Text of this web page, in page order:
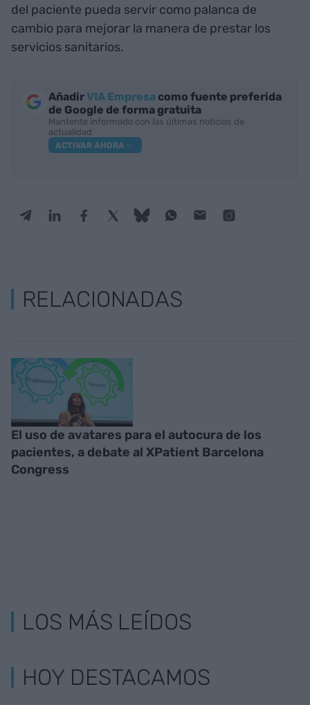
del paciente pueda servir como palanca de
cambio para mejorar la manera de prestar los
servicios sanitarios.
AñadirVIA Empresa como fuente preferida
de Google de forma gratuita
Mantente informado con las últimas noticias de
actualidad
ACTIVAR AHORA
RELACIONADAS
El uso de avatares para el autocura de los
pacientes, a debate al XPatient Barcelona
Congress
LOS MÁS LEÍDOS
HOY DESTACAMOS